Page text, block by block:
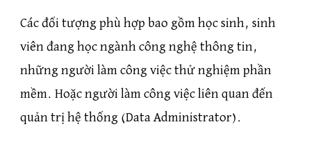
Các đối tượng phù hợp bao gồm học sinh, sinh
viên đang học ngành công nghệ thông tin,
những người làm công việc thử nghiệm phần
mềm. Hoặc người làm công việc liên quan đến
quản trị hệ thống (Data Administrator).